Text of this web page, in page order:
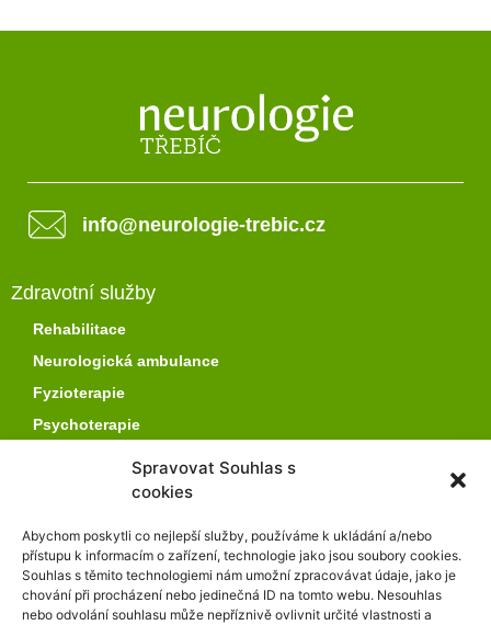
Spravovat Souhlas s
cookies
Abychom poskytli co nejlepší služby, používáme k ukládání a/nebo
přístupu k informacím o zařízení, technologie jako jsou soubory cookies.
Souhlas s těmito technologiemi nám umožní zpracovávat údaje, jako je
chování při procházení nebo jedinečná ID na tomto webu. Nesouhlas
nebo odvolání souhlasu může nepříznivě ovlivnit určité vlastnosti a
info@neurologie-trebic.cz
Zdravotní služby
Rehabilitace
Neurologická ambulance
Fyzioterapie
Psychoterapie
Ostatní služby
Suché uhličité koupele
Masáže
Aplikace kolagenových injekcí